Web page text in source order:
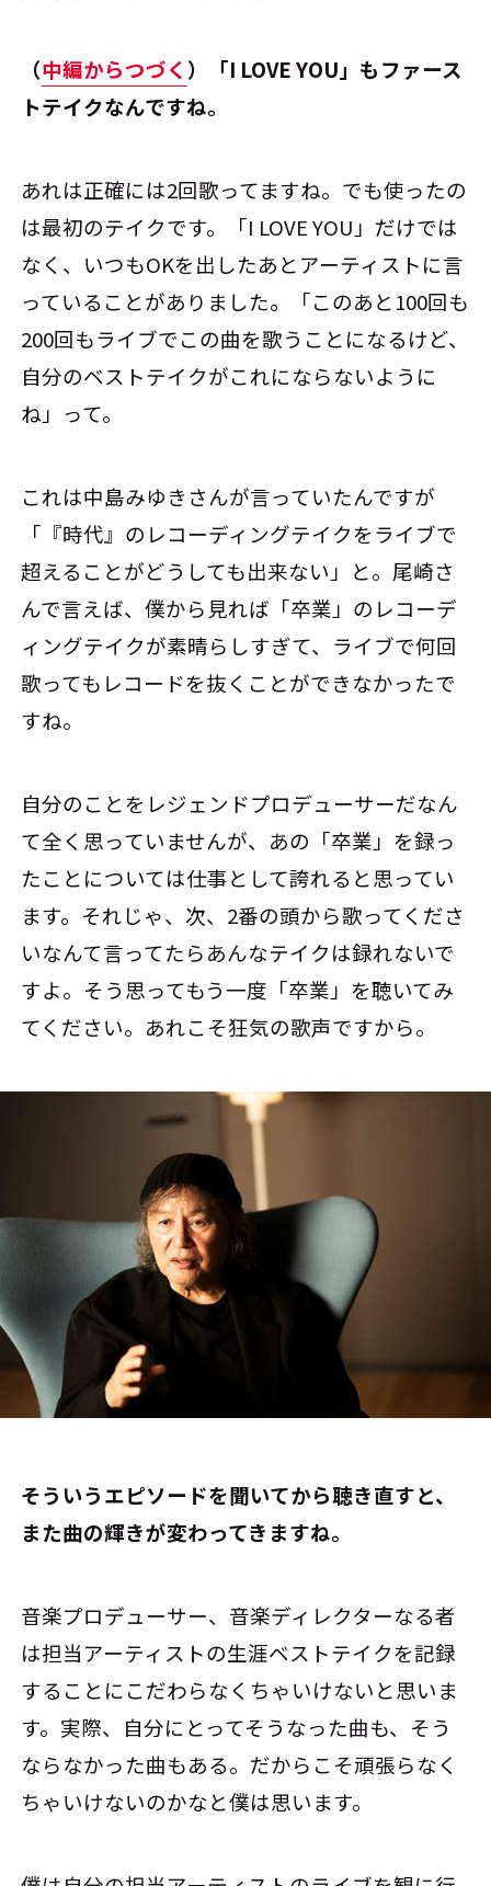
――（中編からつづく ）「I LOVE YOU」もファース
トテイクなんですね。
あれは正確には2回歌ってますね。でも使ったの
は最初のテイクです。「I LOVE YOU」だけでは
なく、いつもOKを出したあとアーティストに言
っていることがありました。「このあと100回も
200回もライブでこの曲を歌うことになるけど、
自分のベストテイクがこれにならないように
ね」って。
これは中島みゆきさんが言っていたんですが
「『時代』のレコーディングテイクをライブで
超えることがどうしても出来ない」と。尾崎さ
んで言えば、僕から見れば「卒業」のレコーデ
ィングテイクが素晴らしすぎて、ライブで何回
歌ってもレコードを抜くことができなかったで
すね。
自分のことをレジェンドプロデューサーだなん
て全く思っていませんが、あの「卒業」を録っ
たことについては仕事として誇れると思ってい
ます。それじゃ、次、2番の頭から歌ってくださ
いなんて言ってたらあんなテイクは録れないで
すよ。そう思ってもう一度「卒業」を聴いてみ
てください。あれこそ狂気の歌声ですから。
――そういうエピソードを聞いてから聴き直すと、
また曲の輝きが変わってきますね。
音楽プロデューサー、音楽ディレクターなる者
は担当アーティストの生涯ベストテイクを記録
することにこだわらなくちゃいけないと思いま
す。実際、自分にとってそうなった曲も、そう
ならなかった曲もある。だからこそ頑張らなく
ちゃいけないのかなと僕は思います。